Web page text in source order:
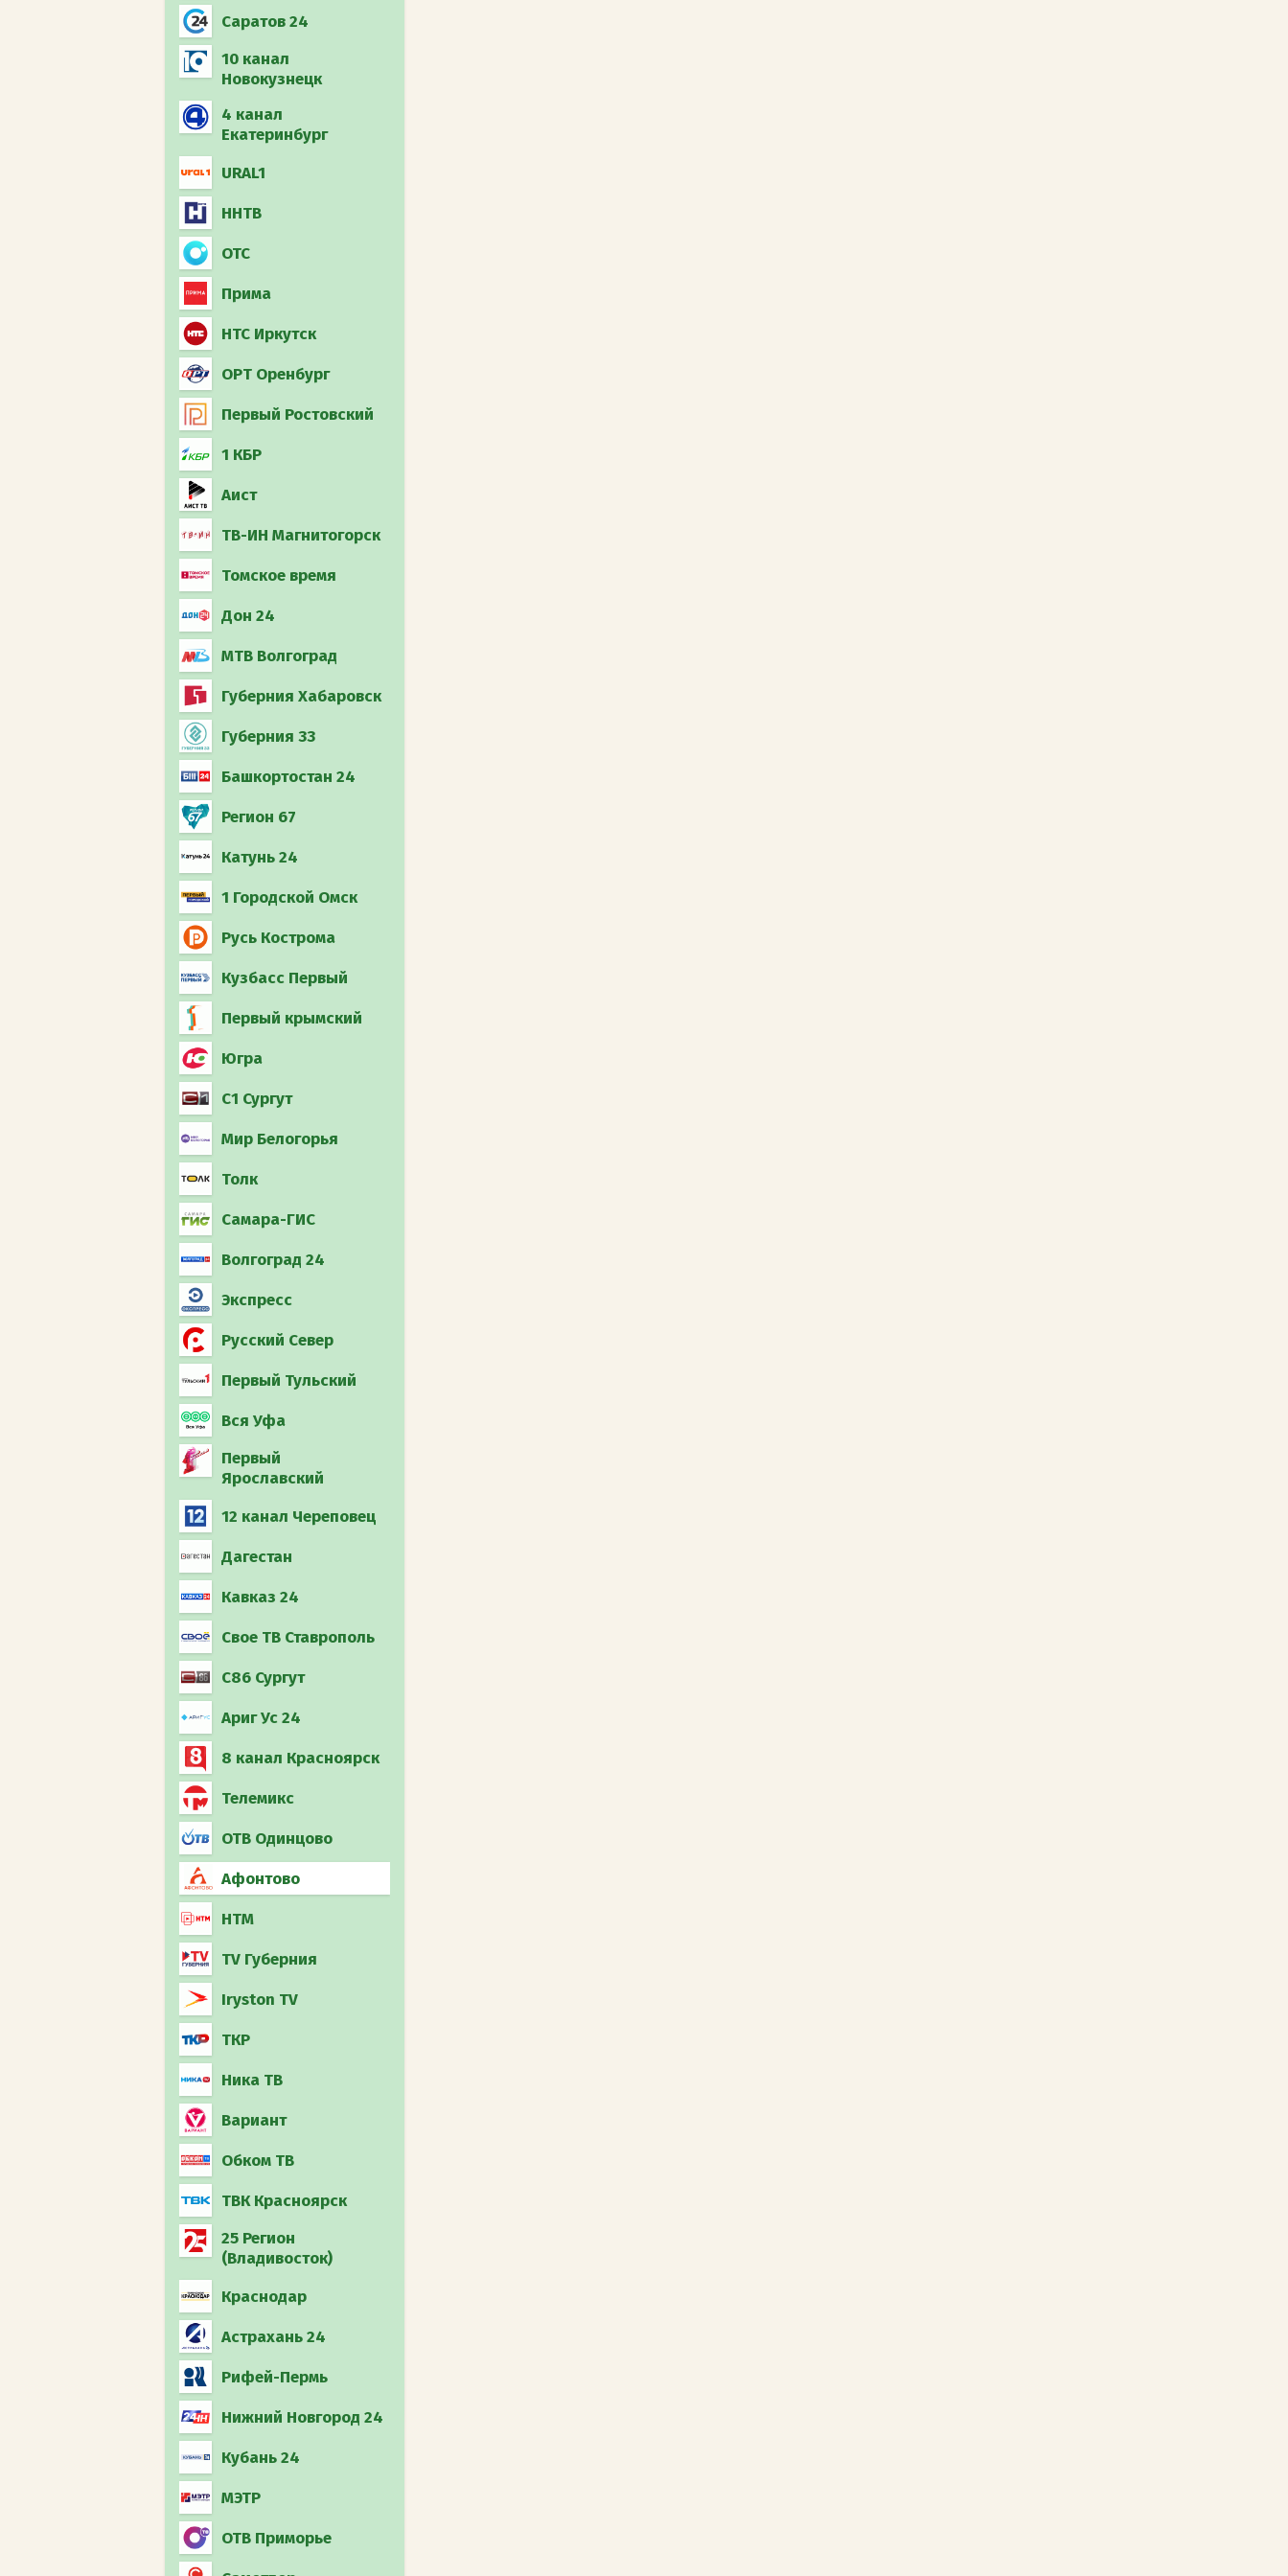
Муз-ТВ
Загородный (int)
Охотник и рыболов
(int)
Дума ТВ
Саратов 24
10 канал
Новокузнецк
4 канал
Екатеринбург
URAL1
ННТВ
ОТС
Прима
НТС Иркутск
ОРТ Оренбург
Первый Ростовский
1 КБР
Аист
ТВ-ИН Магнитогорск
Томское время
Дон 24
МТВ Волгоград
Губерния Хабаровск
Губерния 33
Башкортостан 24
Регион 67
Катунь 24
1 Городской Омск
Русь Кострома
Кузбасс Первый
Первый крымский
Югра
С1 Сургут
Мир Белогорья
Толк
Самара-ГИС
Волгоград 24
Экспресс
Русский Север
Первый Тульский
Вся Уфа
Первый
Ярославский
12 канал Череповец
Дагестан
Кавказ 24
Свое ТВ Ставрополь
С86 Сургут
Ариг Ус 24
8 канал Красноярск
Телемикс
ОТВ Одинцово
Афонтово
НТМ
TV Губерния
Iryston TV
ТКР
Ника ТВ
Вариант
Обком ТВ
ТВК Красноярск
25 Регион
(Владивосток)
Краснодар
Астрахань 24
Рифей-Пермь
Нижний Новгород 24
Кубань 24
МЭТР
ОТВ Приморье